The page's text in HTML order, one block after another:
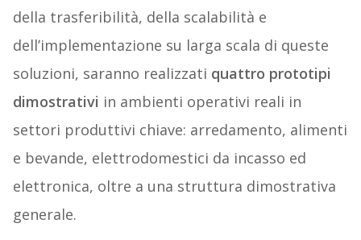
della trasferibilità, della scalabilità e
dell’implementazione su larga scala di queste
soluzioni, saranno realizzati quattro prototipi
dimostrativi in ambienti operativi reali in
settori produttivi chiave: arredamento, alimenti
e bevande, elettrodomestici da incasso ed
elettronica, oltre a una struttura dimostrativa
generale.